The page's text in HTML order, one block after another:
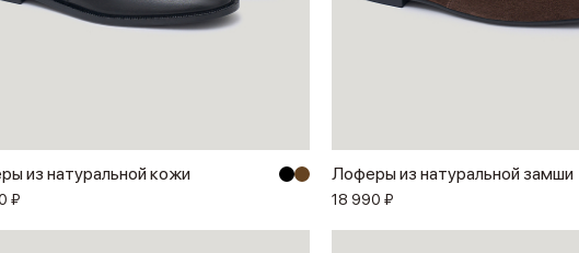
из натуральной кожи
₽
Лоферы из натуральной замши
18 990 ₽